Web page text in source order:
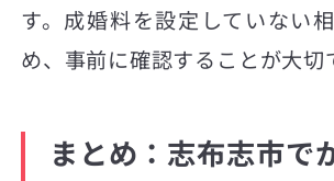
す。成婚料を設定していない
め、事前に確認することが大切
まとめ：志布志市で